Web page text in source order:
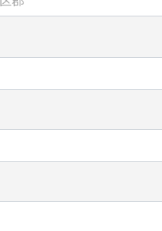
なアクセスに備えて、
報の暗号化またはこれに準